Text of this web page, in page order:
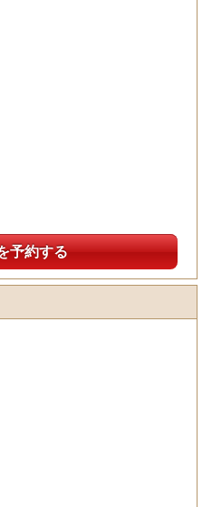
予約する